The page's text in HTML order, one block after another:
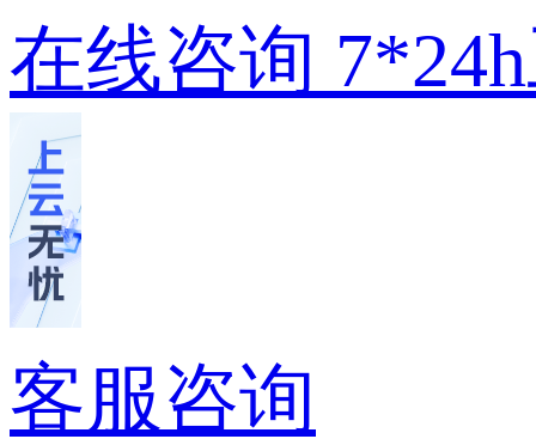
在线咨询
客服咨询